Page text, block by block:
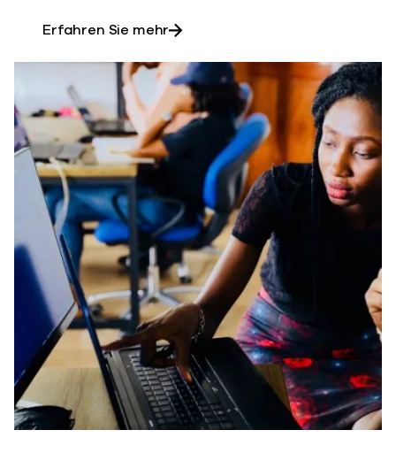
Erfahren Sie mehrüber Commvault® Cloud Backup